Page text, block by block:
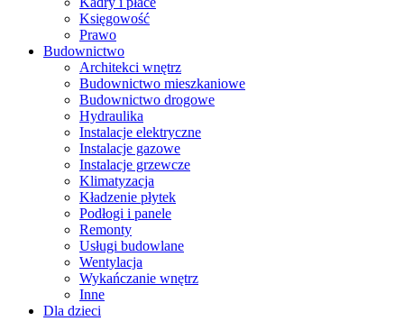
Księgowość
Prawo
Budownictwo
Architekci wnętrz
Budownictwo mieszkaniowe
Budownictwo drogowe
Hydraulika
Instalacje elektryczne
Instalacje gazowe
Instalacje grzewcze
Klimatyzacja
Kładzenie płytek
Podłogi i panele
Remonty
Usługi budowlane
Wentylacja
Wykańczanie wnętrz
Inne
Dla dzieci